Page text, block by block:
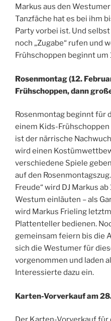
Markus aus den
Tanzfäche hat es bei ihm
Party vorbei ist. Und
noch „Zugabe“ rufen und
Frühschoppen beginnt um
Rosenmontag (12.
Frühschoppen, dann
Rosenmontag beginnt für
einem Kids-
ist der närrische
wird einen
verschiedene Spiele
auf den
Freude“ wird DJ Markus
Westum einläuten – als
wird Markus Frieling
Plattenteller bedienen.
gemeinsam feiern bis die
sich die Westumer für
vorgenommen und laden
Interessierte dazu ein.
Karten-Vorverkauf am